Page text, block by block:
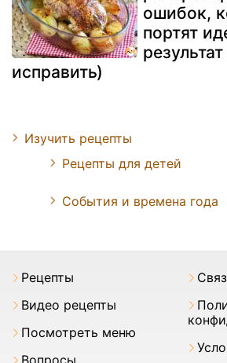
ошибок,
портят
исправить)
Изучить рецепты
Рецепты для детей
События и времена года
Pецепты
Видео рецепты
Посмотреть меню
Вопросы